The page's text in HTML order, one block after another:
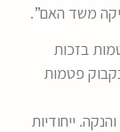
משד האם”.
בזכות
פטמות
ייחודיות